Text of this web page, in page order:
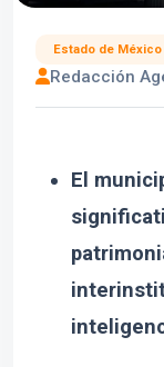
Estado de México
Redacción
El